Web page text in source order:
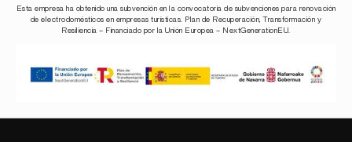
Esta empresa ha obtenido una subvención en la convocatoria de subvenciones para renovación
de electrodomésticos en empresas turísticas. Plan de Recuperación, Transformación y
Resiliencia – Financiado por la Unión Europea – NextGenerationEU.